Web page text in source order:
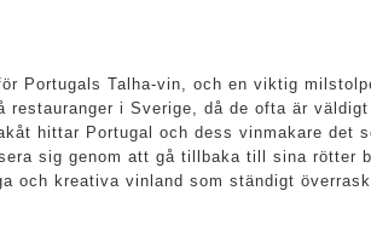
Portugals Talha-vin, och en viktig
i Sverige, då de ofta är
hittar Portugal och dess vinmakare det
sig genom att gå tillbaka till sina
och kreativa vinland som ständigt